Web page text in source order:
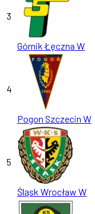
3
Górnik Łęczna W
4
Pogon Szczecin W
5
Śląsk Wrocław W